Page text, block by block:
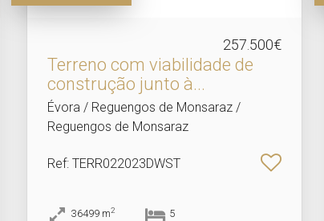
257.500€
Terreno com viabilidade de
construção junto à.​..
Évora / Reguengos de Monsaraz /
Reguengos de Monsaraz
Ref: TERR022023DWST
36499 m2 5